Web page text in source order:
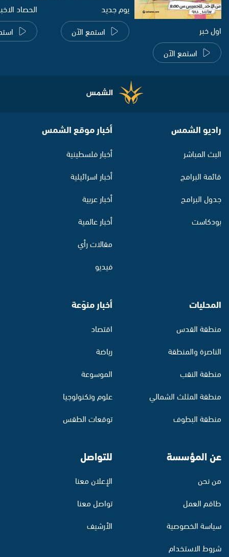
اول خبر
استمع الآن
يوم جديد
استمع الآن
الحصاد
راديو الشمس
البث المباشر
قائمة البرامج
جدول البرامج
بودكاست
أخبار موقع الشمس
أخبار فلسطينية
أخبار اسرائيلية
أخبار عربية
أخبار عالمية
مقالات رأي
فيديو
المحليات
منطقة القدس
الناصرة والمنطقة
منطقة النقب
منطقة المثلث الشمالي
منطقة البطوف
أخبار منوّعة
اقتصاد
رياضة
الموسوعة
علوم وتكنولوجيا
توقعات الطقس
عن المؤسسة
من نحن
طاقم العمل
سياسة الخصوصية
شروط الاستخدام
للتواصل
الإعلان معنا
تواصل معنا
الأرشيف